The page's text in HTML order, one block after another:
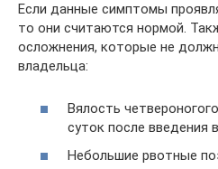
Если данные симптомы
то они считаются нормой.
осложнения, которые не
владельца:
Вялость
суток после введения
Небольшие рвотные